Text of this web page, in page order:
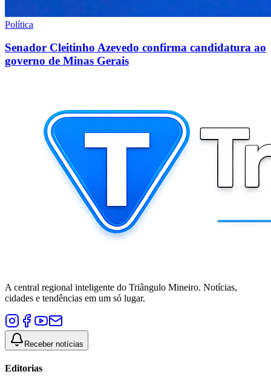
Política
Senador Cleitinho Azevedo confirma candidatura ao
governo de Minas Gerais
A central regional inteligente do Triângulo Mineiro. Notícias,
cidades e tendências em um só lugar.
Receber notícias
Editorias